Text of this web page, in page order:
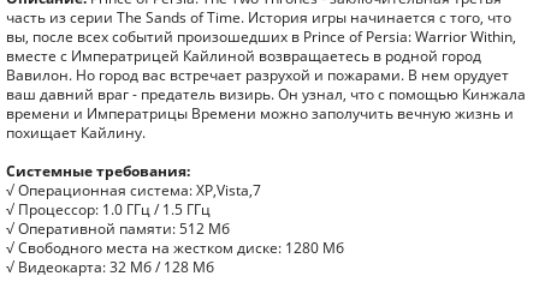
часть из серии The Sands of Time. История игры начинается с того, что
вы, после всех событий произошедших в Prince of Persia: Warrior Within,
вместе с Императрицей Кайлиной возвращаетесь в родной город
Вавилон. Но город вас встречает разрухой и пожарами. В нем орудует
ваш давний враг - предатель визирь. Он узнал, что с помощью Кинжала
времени и Императрицы Времени можно заполучить вечную жизнь и
похищает Кайлину.
Системные требования:
√ Операционная система: XP,Vista,7
√ Процессор: 1.0 ГГц / 1.5 ГГц
√ Оперативной памяти: 512 Мб
√ Свободного места на жестком диске: 1280 Мб
√ Видеокарта: 32 Мб / 128 Мб